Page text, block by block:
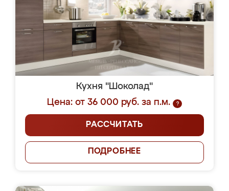
Кухня "Шоколад"
Цена: от 36 000 руб. за п.м.
?
РАССЧИТАТЬ
ПОДРОБНЕЕ